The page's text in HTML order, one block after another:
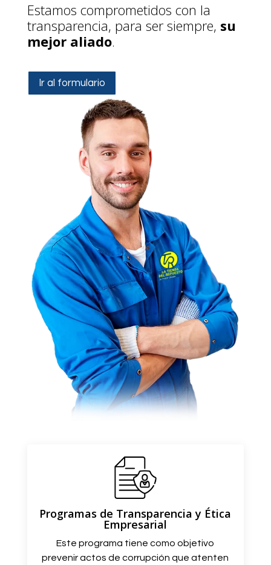
Estamos comprometidos con la
transparencia, para ser siempre, su
mejor aliado.
Ir al formulario
Programas de Transparencia y Ética
Empresarial
Este programa tiene como objetivo
prevenir actos de corrupción que atenten